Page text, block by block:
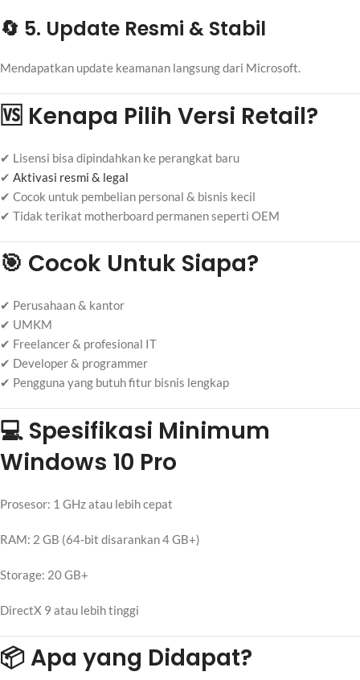
🔄 5. Update Resmi & Stabil
Mendapatkan update keamanan langsung dari Microsoft.
🆚 Kenapa Pilih Versi Retail?
✔ Lisensi bisa dipindahkan ke perangkat baru
✔ Aktivasi resmi & legal
✔ Cocok untuk pembelian personal & bisnis kecil
✔ Tidak terikat motherboard permanen seperti OEM
🎯 Cocok Untuk Siapa?
✔ Perusahaan & kantor
✔ UMKM
✔ Freelancer & profesional IT
✔ Developer & programmer
✔ Pengguna yang butuh fitur bisnis lengkap
💻 Spesifikasi Minimum
Windows 10 Pro
Prosesor: 1 GHz atau lebih cepat
RAM: 2 GB (64-bit disarankan 4 GB+)
Storage: 20 GB+
DirectX 9 atau lebih tinggi
📦 Apa yang Didapat?